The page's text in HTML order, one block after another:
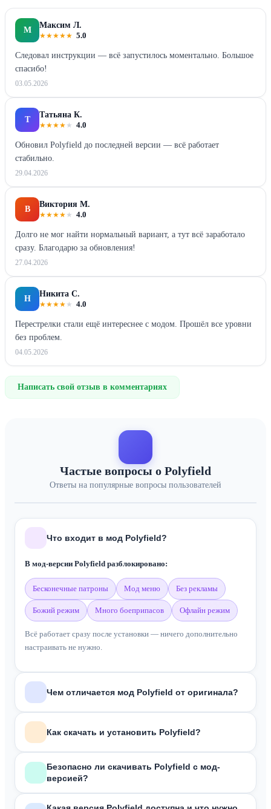
М
Максим Л.
★★★★★ 5.0
Следовал инструкции — всё запустилось моментально. Большое
спасибо!
03.05.2026
Т
Татьяна К.
★★★★ ★ 4.0
Обновил Polyfield до последней версии — всё работает
стабильно.
29.04.2026
В
Виктория М.
★★★★ ★ 4.0
Долго не мог найти нормальный вариант, а тут всё заработало
сразу. Благодарю за обновления!
27.04.2026
Н
Никита С.
★★★★ ★ 4.0
Перестрелки стали ещё интереснее с модом. Прошёл все уровни
без проблем.
04.05.2026
Написать свой отзыв в комментариях
Частые вопросы о Polyfield
Ответы на популярные вопросы пользователей
Что входит в мод Polyfield?
В мод-версии Polyfield разблокировано:
бесконечные патроны мод меню без рекламы
божий режим много боеприпасов офлайн режим
Всё работает сразу после установки — ничего дополнительно
настраивать не нужно.
Чем отличается мод Polyfield от оригинала?
В отличие от оригинальной версии из Google Play, мод
включает:
Меню модов
Бесконечные боеприпасы
Как скачать и установить Polyfield?
Зависит от формата скачанного файла:
Безопасно ли скачивать Polyfield с мод-
версией?